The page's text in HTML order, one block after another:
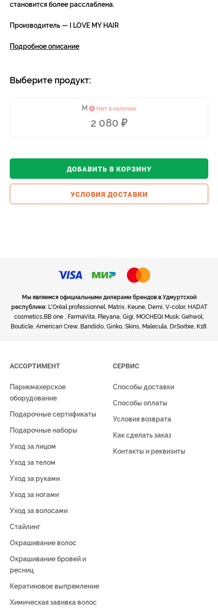
становится более расслаблена.
Производитель — I LOVE MY HAIR
Подробное описание
Выберите продукт:
М Нет в наличии
2 080 ₽
ДОБАВИТЬ В КОРЗИНУ
УСЛОВИЯ ДОСТАВКИ
Мы являемся официальными дилерами брендов в Удмуртской
республике: L'Oréal professionnel, Matrix, Keune, Demi, V-color, HADAT
cosmetics,BB one , FarmaVita, Pleyana, Gigi, MOCHEQI Musk, Gehwol,
Bouticle, American Crew, Bandido, Ginko, Skins, Malecula, Dr.Sorbie, K18.
СЕРВИС
Способы доставки
Способы оплаты
Условия возврата
Как сделать заказ
Контакты и реквизиты
АССОРТИМЕНТ
Парикмахерское
оборудование
Подарочные сертификаты
Подарочные наборы
Уход за лицом
Уход за телом
Уход за руками
Уход за ногами
Уход за волосами
Стайлинг
Окрашивание волос
Окрашивание бровей и
ресниц
Кератиновое выпрямление
Химическая завивка волос